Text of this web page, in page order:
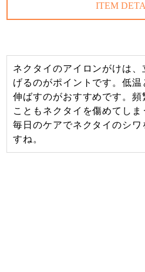
ITEM
ネクタイのアイロンがけは
げるのがポイントです。低
伸ばすのがおすすめです。
こともネクタイを傷めてしま
毎日のケアでネクタイのシ
すね。